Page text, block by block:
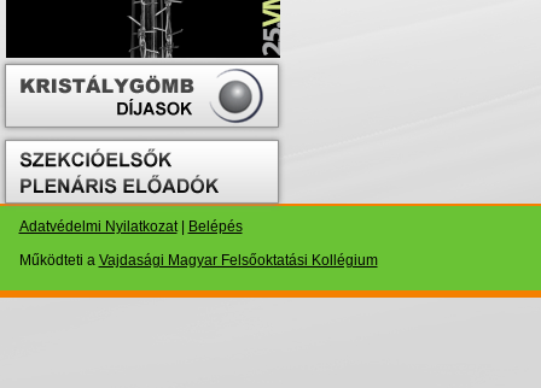
Adatvédelmi Nyilatkozat|
Belépés
Működteti a Vajdasági Magyar Felsőoktatási Kollégium